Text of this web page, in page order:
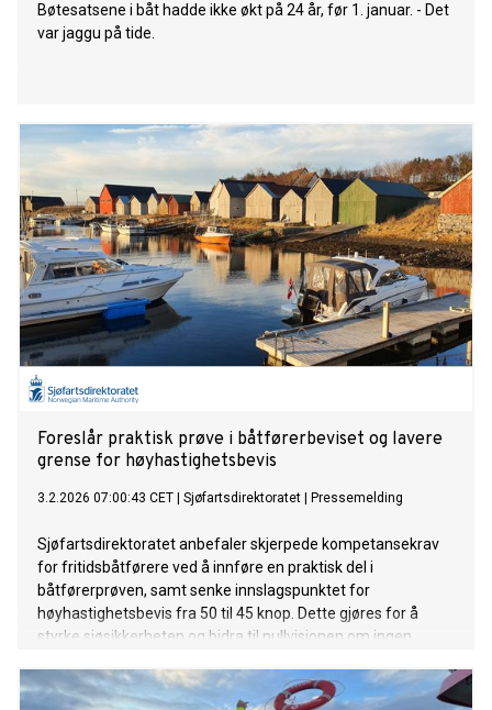
Bøtesatsene i båt hadde ikke økt på 24 år, før 1. januar. - Det
var jaggu på tide.
Foreslår praktisk prøve i båtførerbeviset og lavere
grense for høyhastighetsbevis
3.2.2026 07:00:43 CET Sjøfartsdirektoratet Pressemelding
Sjøfartsdirektoratet anbefaler skjerpede kompetansekrav
for fritidsbåtførere ved å innføre en praktisk del i
båtførerprøven, samt senke innslagspunktet for
høyhastighetsbevis fra 50 til 45 knop. Dette gjøres for å
styrke sjøsikkerheten og bidra til nullvisjonen om ingen